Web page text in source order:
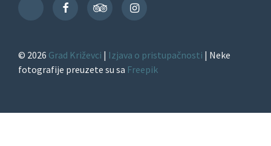
TikTok
FacebookTripAdvisorInstagram
© 2026 Grad Križevci | Izjava o pristupačnosti | Neke
fotografije preuzete su sa Freepik